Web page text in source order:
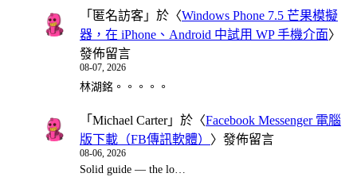
「 匿名訪客 」於〈Windows Phone 7.5 芒果模擬
器，在 iPhone、Android 中試用 WP 手機介面〉
發佈留言
08-07, 2026
林湖銘。。。。。
「 Michael Carter」於〈Facebook Messenger 電腦
版下載（FB傳訊軟體） 〉發佈留言
08-06, 2026
Solid guide — the lo…